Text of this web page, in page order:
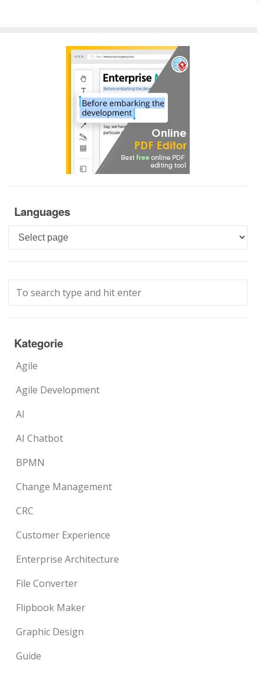
Languages
Languages
Kategorie
Agile
Agile Development
AI
AI Chatbot
BPMN
Change Management
CRC
Customer Experience
Enterprise Architecture
File Converter
Flipbook Maker
Graphic Design
Guide